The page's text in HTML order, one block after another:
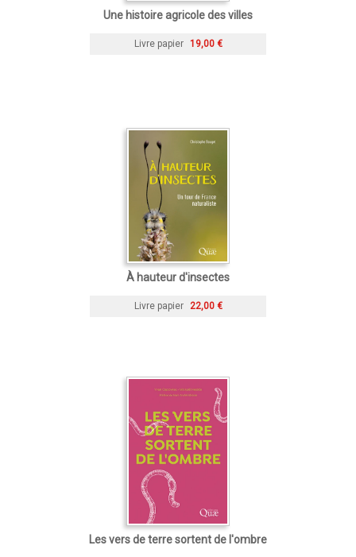
Une histoire agricole des villes
Livre papier 19,00 €
À hauteur d'insectes
Livre papier 22,00 €
Les vers de terre sortent de l'ombre